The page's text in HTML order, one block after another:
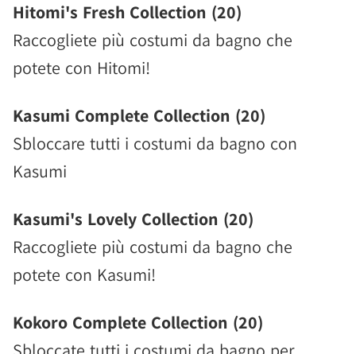
Hitomi's Fresh Collection (20)
Raccogliete più costumi da bagno che
potete con Hitomi!
Kasumi Complete Collection (20)
Sbloccare tutti i costumi da bagno con
Kasumi
Kasumi's Lovely Collection (20)
Raccogliete più costumi da bagno che
potete con Kasumi!
Kokoro Complete Collection (20)